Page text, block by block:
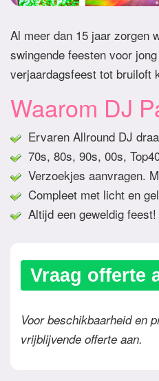
Al meer dan 15 jaar zorgen
swingende feesten voor
verjaardagsfeest tot bruiloft
Waarom DJ
Ervaren Allround DJ
70s, 80s, 90s, 00s,
Verzoekjes aanvragen.
Compleet met licht en
Altijd een geweldig
Vraag offerte
Voor beschikbaarheid en
vrijblijvende offerte aan.